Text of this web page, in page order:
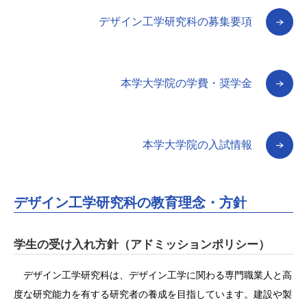
デザイン工学研究科の募集要項
本学大学院の学費・奨学金
本学大学院の入試情報
デザイン工学研究科の教育理念・方針
学生の受け入れ方針（アドミッションポリシー）
デザイン工学研究科は、デザイン工学に関わる専門職業人と高
度な研究能力を有する研究者の養成を目指しています。建設や製